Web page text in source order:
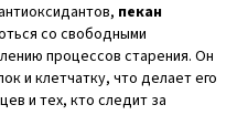
пекан
со свободными
процессов старения. Он
и клетчатку, что делает его
и тех, кто следит за